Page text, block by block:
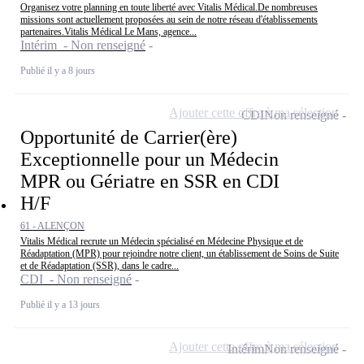
Organisez votre planning en toute liberté avec Vitalis Médical.De nombreuses
missions sont actuellement proposées au sein de notre réseau d'établissements
partenaires.Vitalis Médical Le Mans, agence...
Intérim - Non renseigné
Publié il y a 8 jours
Opportunité de Carrier(ère)
Exceptionnelle pour un Médecin
MPR ou Gériatre en SSR en CDI
H/F
61 - ALENÇON
Vitalis Médical recrute un Médecin spécialisé en Médecine Physique et de
Réadaptation (MPR) pour rejoindre notre client, un établissement de Soins de Suite
et de Réadaptation (SSR), dans le cadre...
CDI - Non renseigné
Publié il y a 13 jours
CDINon renseigné
Ajouter cette offre à ma sélection
IntérimNon renseigné
Ajouter cette offre à ma sélection